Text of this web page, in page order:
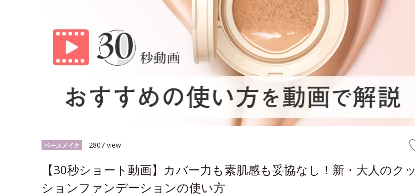
ベースメイク 2807 view
【30秒ショート動画】カバー力も素肌感も妥協なし！新・大人のクッ
ションファンデーションの使い方